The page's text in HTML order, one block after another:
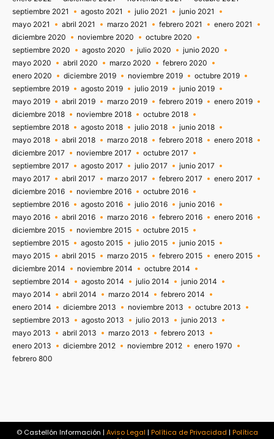
septiembre 2021
agosto 2021 julio 2021
junio 2021
mayo 2021
abril 2021 marzo 2021 febrero 2021
enero 2021
diciembre 2020
noviembre 2020
octubre 2020
septiembre 2020
agosto 2020 julio 2020
junio 2020
mayo 2020
abril 2020 marzo 2020
febrero 2020
enero 2020
diciembre 2019 noviembre 2019
octubre 2019
septiembre 2019
agosto 2019 julio 2019
junio 2019
mayo 2019
abril 2019 marzo 2019 febrero 2019
enero 2019
diciembre 2018
noviembre 2018
octubre 2018
septiembre 2018
agosto 2018 julio 2018
junio 2018
mayo 2018
abril 2018 marzo 2018 febrero 2018
enero 2018
diciembre 2017
noviembre 2017
octubre 2017
septiembre 2017
agosto 2017 julio 2017
junio 2017
mayo 2017
abril 2017 marzo 2017 febrero 2017
enero 2017
diciembre 2016
noviembre 2016
octubre 2016
septiembre 2016
agosto 2016 julio 2016
junio 2016
mayo 2016
abril 2016 marzo 2016 febrero 2016
enero 2016
diciembre 2015
noviembre 2015
octubre 2015
septiembre 2015
agosto 2015 julio 2015
junio 2015
mayo 2015
abril 2015 marzo 2015 febrero 2015
enero 2015
diciembre 2014
noviembre 2014
octubre 2014
septiembre 2014
agosto 2014 julio 2014
junio 2014
mayo 2014
abril 2014 marzo 2014
febrero 2014
enero 2014
diciembre 2013 noviembre 2013
octubre 2013
septiembre 2013
agosto 2013 julio 2013
junio 2013
mayo 2013
abril 2013 marzo 2013
febrero 2013
enero 2013
diciembre 2012 noviembre 2012
enero 1970
febrero 800
© Castellón Información | Aviso Legal | Política de Privacidad | Política